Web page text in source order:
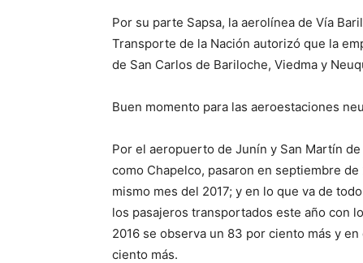
Por su parte Sapsa, la aerolínea de Vía
Transporte de la Nación autorizó que la
de San Carlos de Bariloche, Viedma y
Buen momento para las aeroestaciones
Por el aeropuerto de Junín y San Martín
como Chapelco, pasaron en septiembre
mismo mes del 2017; y en lo que va de
los pasajeros transportados este año con
2016 se observa un 83 por ciento más y
ciento más.